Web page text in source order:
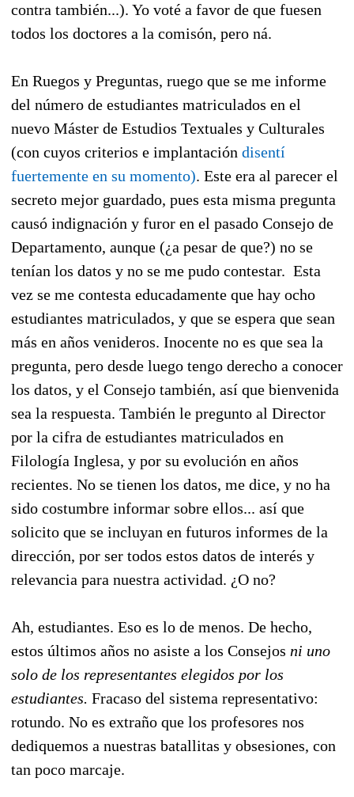
contra también...). Yo voté a favor de que fuesen
todos los doctores a la comisón, pero ná.
En Ruegos y Preguntas, ruego que se me informe
del número de estudiantes matriculados en el
nuevo Máster de Estudios Textuales y Culturales
(con cuyos criterios e implantación disentí
fuertemente en su momento). Este era al parecer el
secreto mejor guardado, pues esta misma pregunta
causó indignación y furor en el pasado Consejo de
Departamento, aunque (¿a pesar de que?) no se
tenían los datos y no se me pudo contestar. Esta
vez se me contesta educadamente que hay ocho
estudiantes matriculados, y que se espera que sean
más en años venideros. Inocente no es que sea la
pregunta, pero desde luego tengo derecho a conocer
los datos, y el Consejo también, así que bienvenida
sea la respuesta. También le pregunto al Director
por la cifra de estudiantes matriculados en
Filología Inglesa, y por su evolución en años
recientes. No se tienen los datos, me dice, y no ha
sido costumbre informar sobre ellos... así que
solicito que se incluyan en futuros informes de la
dirección, por ser todos estos datos de interés y
relevancia para nuestra actividad. ¿O no?
Ah, estudiantes. Eso es lo de menos. De hecho,
estos últimos años no asiste a los Consejos ni uno
solo de los representantes elegidos por los
estudiantes. Fracaso del sistema representativo:
rotundo. No es extraño que los profesores nos
dediquemos a nuestras batallitas y obsesiones, con
tan poco marcaje.